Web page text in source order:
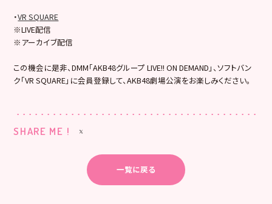
・VR SQUARE
※LIVE配信
※アーカイブ配信
この機会に是非、DMM「AKB48グループ LIVE!! ON DEMAND」、ソフトバン
ク「VR SQUARE」に会員登録して、AKB48劇場公演をお楽しみください。
SHARE ME !
一覧に戻る